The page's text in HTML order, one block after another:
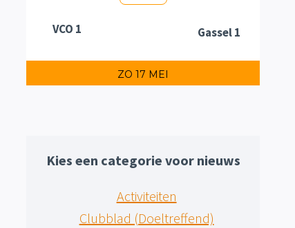
VCO 1 Gassel 1
ZO 17 MEI
Kies een categorie voor nieuws
Activiteiten
Clubblad (Doeltreffend)